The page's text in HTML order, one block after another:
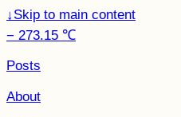
↓Skip to main content
− 273.15 ℃
Posts
About